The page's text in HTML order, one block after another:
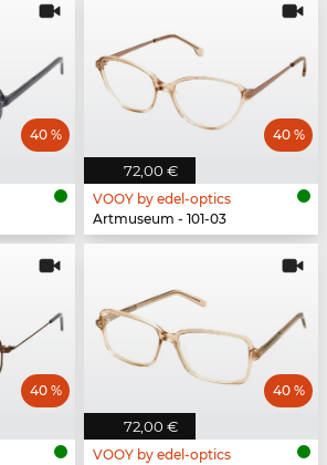
40 %
72,00 €
40 %
VOOY by edel-optics
Artmuseum - 101-03
40 %
72,00 €
40 %
VOOY by edel-optics